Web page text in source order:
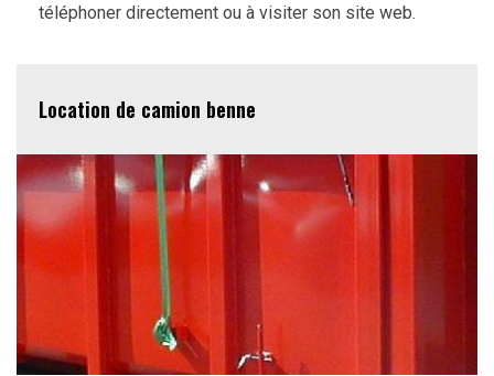
téléphoner directement ou à visiter son site web.
Location de camion benne